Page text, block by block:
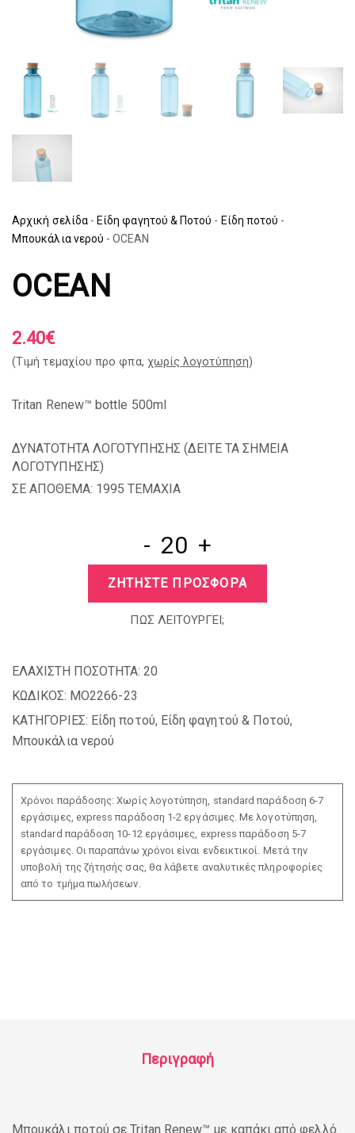
Αρχική σελίδα - Είδη φαγητού & Ποτού - Είδη ποτού -
Μπουκάλια νερού - OCEAN
OCEAN
2.40€
(Tιμή τεμαχίου προ φπα, χωρίς λογοτύπηση)
Tritan Renew™ bottle 500ml
ΔΥΝΑΤΟΤΗΤΑ ΛΟΓΟΤΥΠΗΣΗΣ (ΔΕΙΤΕ ΤΑ ΣΗΜΕΙΑ
ΛΟΓΟΤΥΠΗΣΗΣ)
ΣΕ ΑΠΟΘΕΜΑ: 1995 TEMAXIA
- +
ΖΗΤΗΣΤΕ ΠΡΟΣΦΟΡΑ
ΠΩΣ ΛΕΙΤΟΥΡΓΕΙ;
ΕΛΑΧΙΣΤΗ ΠΟΣΟΤΗΤΑ: 20
ΚΩΔΙΚΟΣ: MO2266-23
ΚΑΤΗΓΟΡΙΕΣ: Είδη ποτού, Είδη φαγητού & Ποτού,
Μπουκάλια νερού
Χρόνοι παράδοσης: Χωρίς λογοτύπηση, standard παράδοση 6-7
εργάσιμες, express παράδοση 1-2 εργάσιμες. Με λογοτύπηση,
standard παράδοση 10-12 εργάσιμες, express παράδοση 5-7
εργάσιμες. Οι παραπάνω χρόνοι είναι ενδεικτικοί. Μετά την
υποβολή της ζήτησής σας, θα λάβετε αναλυτικές πληροφορίες
από το τμήμα πωλήσεων.
Περιγραφή
Μπουκάλι ποτού σε Tritan Renew™ με καπάκι από φελλό.